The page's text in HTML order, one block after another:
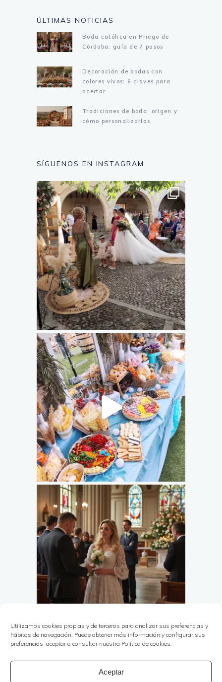
Utilizamos cookies propias y de terceros para analizar sus preferencias y
hábitos de navegación. Puede obtener más información y configurar sus
preferencias, aceptar o consultar nuestra Política de cookies.
Aceptar
ÚLTIMAS NOTICIAS
Boda católica en Priego de
Córdoba: guía de 7 pasos
Decoración de bodas con
colores vivos: 6 claves para
acertar
Tradiciones de boda: origen y
cómo personalizarlas
SÍGUENOS EN INSTAGRAM